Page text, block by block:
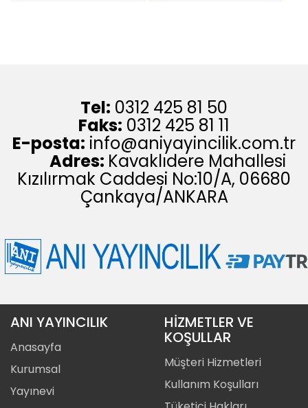
Tel: 0312 425 81 50
Faks: 0312 425 81 11
E-posta: info@aniyayincilik.com.tr
Adres: Kavaklıdere Mahallesi
Kızılırmak Caddesi No:10/A, 06680
Çankaya/ANKARA
ANI YAYINCILIK
Anasayfa
Kurumsal
Yayınevi
HİZMETLER VE
KOŞULLAR
Müşteri Hizmetleri
Kullanım Koşulları